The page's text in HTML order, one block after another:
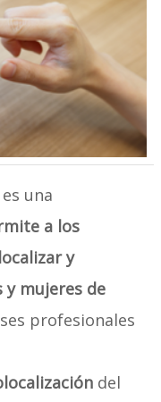
una
a los
y
mujeres de
profesionales
del